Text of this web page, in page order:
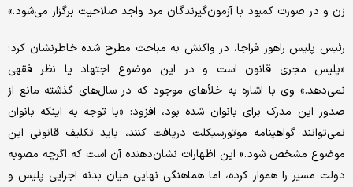
زن و در صورت کمبود با آزمون‌گیرندگان مرد واجد صلاحیت برگزار می‌شود.»
رئیس پلیس راهور فراجا، در واکنش به مباحث مطرح شده خاطرنشان کرد:
«پلیس مجری قانون است و در این موضوع اجتهاد یا نظر فقهی
نمی‌دهد.» وی با اشاره به خلأهای موجود که در سال‌های گذشته مانع از
صدور این مدرک برای بانوان شده بود، افزود: «با توجه به اینکه بانوان
نمی‌توانند گواهینامه موتورسیکلت دریافت کنند، باید تکلیف قانونی این
موضوع مشخص شود.» این اظهارات نشان‌دهنده آن است که اگرچه مصوبه
دولت مسیر را هموار کرده، اما هماهنگی نهایی میان بدنه اجرایی پلیس و